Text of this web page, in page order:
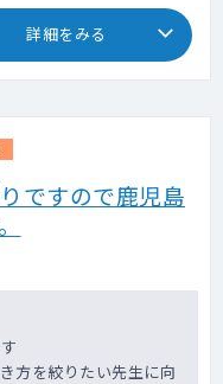
詳細をみる
ですので鹿児島
方を絞りたい先生に向